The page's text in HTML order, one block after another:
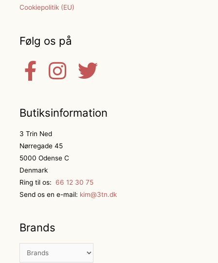
Cookiepolitik (EU)
Følg os på
Butiksinformation
3 Trin Ned
Nørregade 45
5000 Odense C
Denmark
Ring til os:
66 12 30 75
Send os en e-mail: kim@3tn.dk
Brands